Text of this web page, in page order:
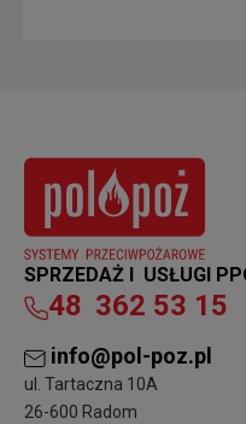
SPRZEDAŻ I USŁUGI
48 362 53 15
info@pol-poz.pl
ul. Tartaczna 10A
26-600 Radom